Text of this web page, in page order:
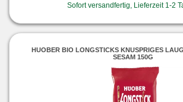
Sofort versandfertig, Lieferzeit 1-2
HUOBER BIO LONGSTICKS KNUSPRIGES
SESAM 150G